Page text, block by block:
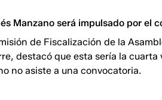
Manzano será impulsado por el
de Fiscalización de la
destacó que esta sería la cuarta
no asiste a una convocatoria.